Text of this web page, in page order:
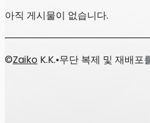
아직 게시물이 없습니다.
©Zaiko K.K.•무단 복제 및 재배포